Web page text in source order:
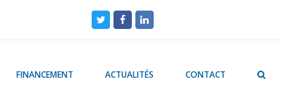
TwitterFacebookLinkedIn
FINANCEMENT ACTUALITÉS CONTACT